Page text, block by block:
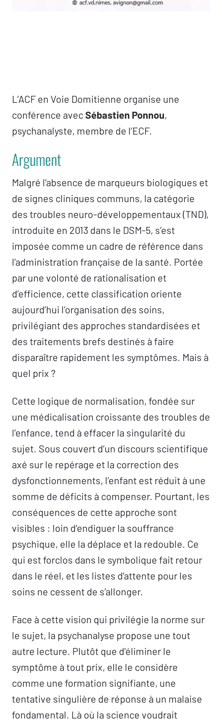
L’ACF en Voie Domitienne organise une
conférence avecSébastien Ponnou,
psychanalyste, membre de l’ECF.
Argument
Malgré l’absence de marqueurs biologiques et
de signes cliniques communs, la catégorie
des troubles neuro-développementaux (TND),
introduite en 2013 dans le DSM-5, s’est
imposée comme un cadre de référence dans
l’administration française de la santé. Portée
par une volonté de rationalisation et
d’efficience, cette classification oriente
aujourd’hui l’organisation des soins,
privilégiant des approches standardisées et
des traitements brefs destinés à faire
disparaître rapidement les symptômes. Mais à
quel prix ?
Cette logique de normalisation, fondée sur
une médicalisation croissante des troubles de
l’enfance, tend à effacer la singularité du
sujet. Sous couvert d’un discours scientifique
axé sur le repérage et la correction des
dysfonctionnements, l’enfant est réduit à une
somme de déficits à compenser. Pourtant, les
conséquences de cette approche sont
visibles : loin d’endiguer la souffrance
psychique, elle la déplace et la redouble. Ce
qui est forclos dans le symbolique fait retour
dans le réel, et les listes d’attente pour les
soins ne cessent de s’allonger.
Face à cette vision qui privilégie la norme sur
le sujet, la psychanalyse propose une tout
autre lecture. Plutôt que d’éliminer le
symptôme à tout prix, elle le considère
comme une formation signifiante, une
tentative singulière de réponse à un malaise
fondamental. Là où la science voudrait